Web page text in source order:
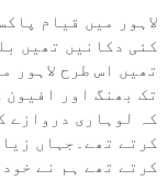
لاہور میں قیام
کئی دکانیں تھیں
تھیں اس طرح لاہور
تک بھنگ اور
کہ لوہاری دروازے
کرتے تھے۔جہاں
کرتے تھے ہم نے